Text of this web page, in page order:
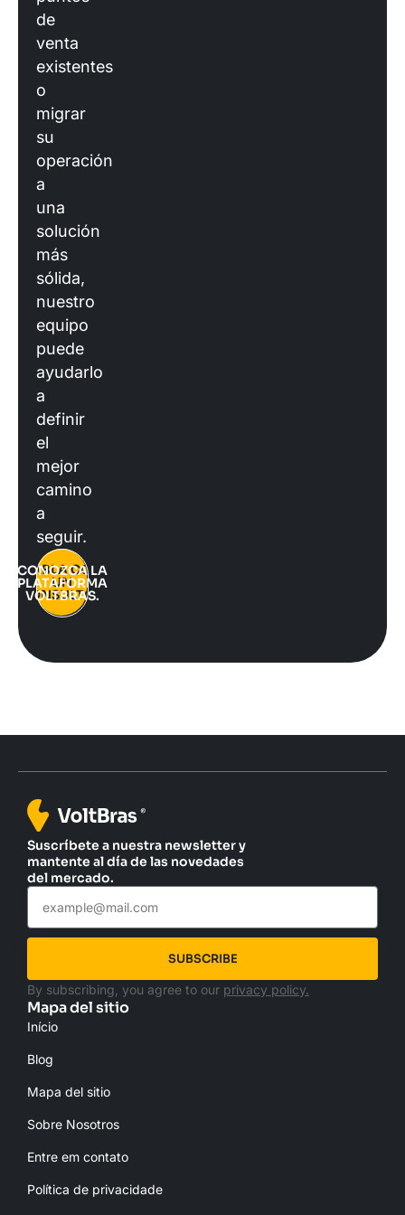
de
venta
existentes
o
migrar
su
operación
a
una
solución
más
sólida,
nuestro
equipo
puede
ayudarlo
a
definir
el
mejor
camino
a
seguir.
HABLA CON
UN
CONSULTOR
CONOZCA LA
PLATAFORMA
VOLTBRAS.
Suscríbete a nuestra newsletter y
mantente al día de las novedades
del mercado.
SUBSCRIBE
By subscribing, you agree to our privacy policy.
Mapa del sitio
Início
Blog
Mapa del sitio
Sobre Nosotros
Entre em contato
Política de privacidade